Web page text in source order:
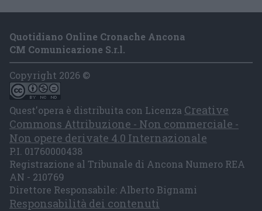
Quotidiano Online Cronache Ancona
CM Comunicazione S.r.l.
Copyright 2026 ©
Quest'opera è distribuita con Licenza Creative
Commons Attribuzione - Non commerciale -
Non opere derivate 4.0 Internazionale
P.I. 01760000438
Registrazione al Tribunale di Ancona Numero REA
AN - 210769
Direttore Responsabile: Alberto Bignami
Responsabilità dei contenuti